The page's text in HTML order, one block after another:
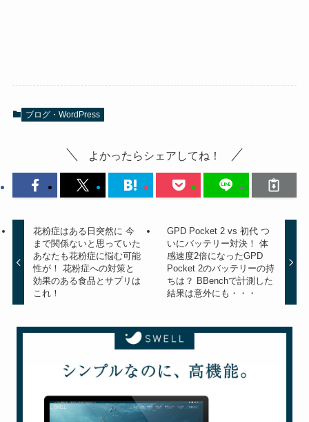
ブログ・WordPress
よかったらシェアしてね！
花粉症はある日突然に 今
まで関係ないと思っていた
あなたも花粉症に悩む可能
性が！ 花粉症への対策と
効果のある食品とサプリは
これ！
GPD Pocket 2 vs 初代 つ
いにバッテリー対決！ 体
感速度2倍になったGPD
Pocket 2のバッテリーの持
ちは？ BBenchで計測した
結果は意外にも・・・